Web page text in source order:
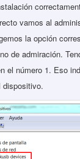
vamos al
la opción
de admiración.
el número 1. Eso
dispositivo.